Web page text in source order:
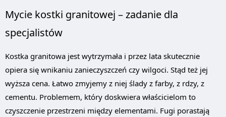
Mycie kostki granitowej – zadanie dla
specjalistów
Kostka granitowa jest wytrzymała i przez lata skutecznie
opiera się wnikaniu zanieczyszczeń czy wilgoci. Stąd też jej
wyższa cena. Łatwo zmyjemy z niej ślady z farby, z rdzy, z
cementu. Problemem, który doskwiera właścicielom to
czyszczenie przestrzeni między elementami. Fugi porastają